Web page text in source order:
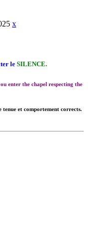
x
le SILENCE.
enter the chapel respecting the
tenue et comportement corrects.